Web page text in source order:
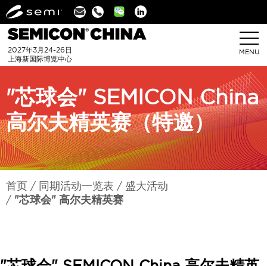
Linkedin
2027年3月24-26日
上海新国际博览中心
MENU
"芯球会" SEMICON China
高尔夫精英赛（特邀）
首页 同期活动一览表
盛大活动
"芯球会" 高尔夫精英赛